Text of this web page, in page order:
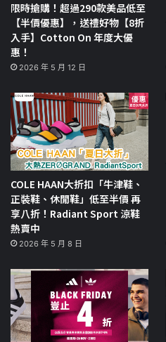
限時搶購！超過290款美品低至
【半價優惠】，送禮好物【8折
入手】Cotton On 年度大優
惠！
2026 年 5 月 12 日
COLE HAAN大折扣「牛津鞋、
正裝鞋、休閒鞋」低至半價 再
享八折！Radiant Sport 涼鞋
熱賣中
2026 年 5 月 8 日